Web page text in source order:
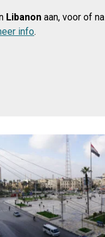
Libanon aan, voor of na
info.